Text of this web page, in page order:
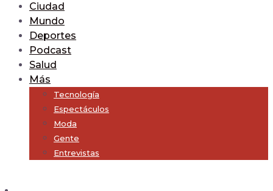
Ciudad
Mundo
Deportes
Podcast
Salud
Más
Tecnología
Espectáculos
Moda
Gente
Entrevistas